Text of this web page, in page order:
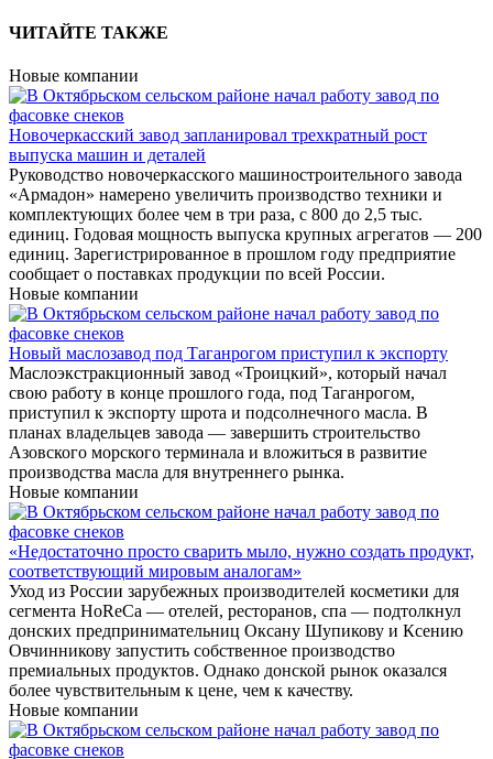
ЧИТАЙТЕ ТАКЖЕ
Новые компании
Новочеркасский завод запланировал трехкратный рост
выпуска машин и деталей
Руководство новочеркасского машиностроительного завода
«Армадон» намерено увеличить производство техники и
комплектующих более чем в три раза, с 800 до 2,5 тыс.
единиц. Годовая мощность выпуска крупных агрегатов — 200
единиц. Зарегистрированное в прошлом году предприятие
сообщает о поставках продукции по всей России.
Новые компании
Новый маслозавод под Таганрогом приступил к экспорту
Маслоэкстракционный завод «Троицкий», который начал
свою работу в конце прошлого года, под Таганрогом,
приступил к экспорту шрота и подсолнечного масла. В
планах владельцев завода — завершить строительство
Азовского морского терминала и вложиться в развитие
производства масла для внутреннего рынка.
Новые компании
«Недостаточно просто сварить мыло, нужно создать продукт,
соответствующий мировым аналогам»
Уход из России зарубежных производителей косметики для
сегмента HoReCa — отелей, ресторанов, спа — подтолкнул
донских предпринимательниц Оксану Шупикову и Ксению
Овчинникову запустить собственное производство
премиальных продуктов. Однако донской рынок оказался
более чувствительным к цене, чем к качеству.
Новые компании